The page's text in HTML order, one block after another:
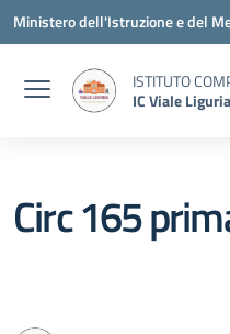
Vai ai contenuti
Vai al menu di navigazione
Vai al footer
Ministero dell'Istruzione e del
ISTITUTO
IC Viale
Circ 165